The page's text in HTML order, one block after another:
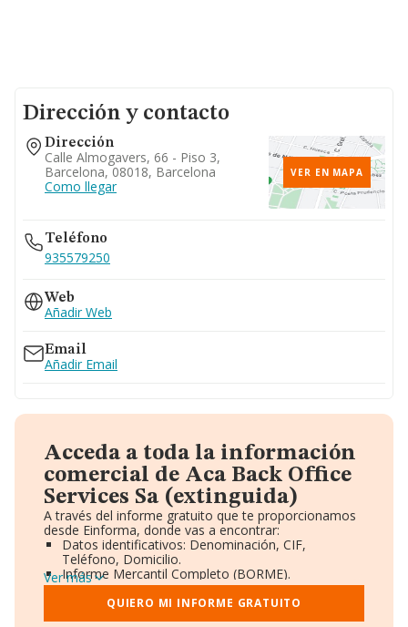
Dirección y contacto
Dirección
Calle Almogavers, 66 - Piso 3,
Barcelona, 08018, Barcelona
Como llegar
VER EN MAPA
Teléfono
935579250
Web
Añadir Web
Email
Añadir Email
Acceda a toda la información
comercial de Aca Back Office
Services Sa (extinguida)
A través del informe gratuito que te proporcionamos
desde Einforma, donde vas a encontrar:
Datos identificativos: Denominación, CIF,
Teléfono, Domicilio.
Informe Mercantil Completo (BORME).
Gráficos de Evolución Ventas y Empleados.
Consejo de Administración y Administradores.
Directivos y Ejecutivos.
Ver más
QUIERO MI INFORME GRATUITO